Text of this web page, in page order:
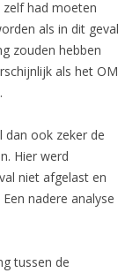
had moeten
als in dit geval
zouden hebben
als het OM
dan ook zeker de
Hier werd
niet afgelast en
nadere analyse
tussen de